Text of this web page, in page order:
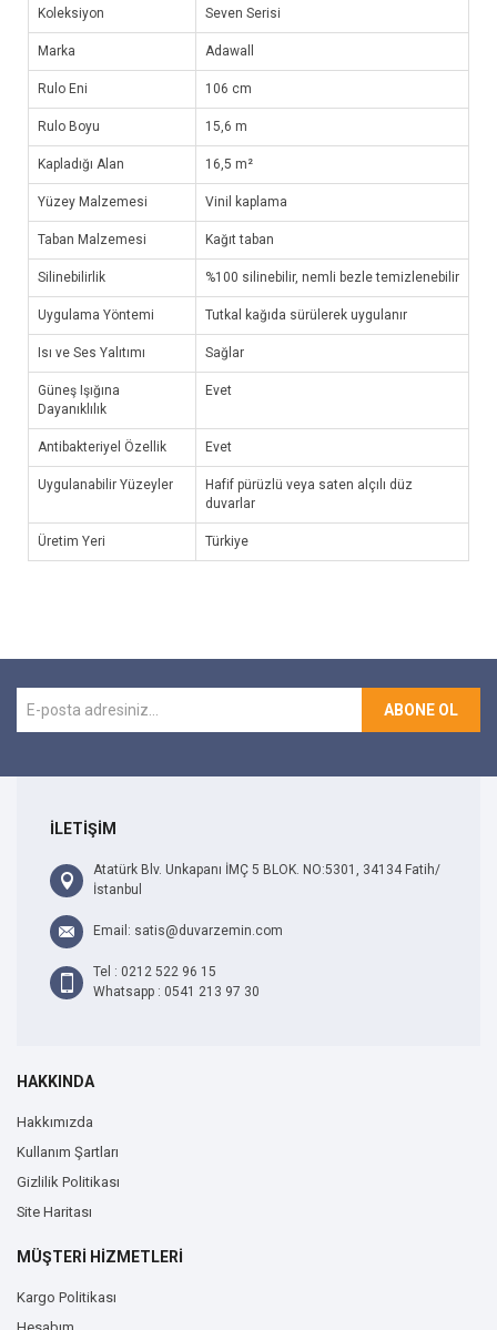
Koleksiyon Seven Serisi
Marka Adawall
Rulo Eni 106 cm
Rulo Boyu 15,6 m
Kapladığı Alan 16,5 m²
Yüzey Malzemesi Vinil kaplama
Taban Malzemesi Kağıt taban
Silinebilirlik %100 silinebilir, nemli bezle temizlenebilir
Uygulama Yöntemi Tutkal kağıda sürülerek uygulanır
Isı ve Ses Yalıtımı Sağlar
Güneş Işığına
Dayanıklılık
Evet
Antibakteriyel Özellik Evet
Uygulanabilir Yüzeyler
Hafif pürüzlü veya saten alçılı düz
duvarlar
Üretim Yeri Türkiye
ABONE OL
İLETİŞİM
Atatürk Blv. Unkapanı İMÇ 5 BLOK. NO:5301, 34134 Fatih/
İstanbul
Email: satis@duvarzemin.com
Tel : 0212 522 96 15
Whatsapp : 0541 213 97 30
HAKKINDA
Hakkımızda
Kullanım Şartları
Gizlilik Politikası
Site Haritası
MÜŞTERİ HİZMETLERİ
Kargo Politikası